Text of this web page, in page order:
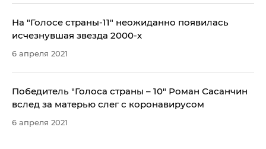
На "Голосе страны-11" неожиданно появилась
исчезнувшая звезда 2000-х
6 апреля 2021
Победитель "Голоса страны – 10" Роман Сасанчин
вслед за матерью слег с коронавирусом
6 апреля 2021